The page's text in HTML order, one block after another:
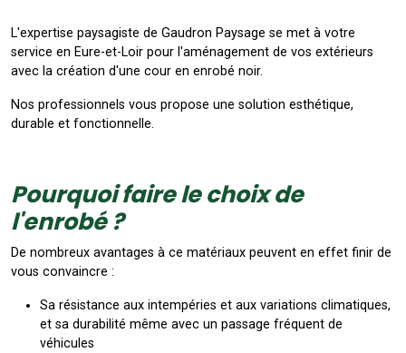
L'expertise paysagiste de Gaudron Paysage se met à votre
service en Eure-et-Loir pour l'aménagement de vos extérieurs
avec la création d'une cour en enrobé noir.
Nos professionnels vous propose une solution esthétique,
durable et fonctionnelle.
Pourquoi faire le choix de
l'enrobé ?
De nombreux avantages à ce matériaux peuvent en effet finir de
vous convaincre :
Sa résistance aux intempéries et aux variations climatiques,
et sa durabilité même avec un passage fréquent de
véhicules